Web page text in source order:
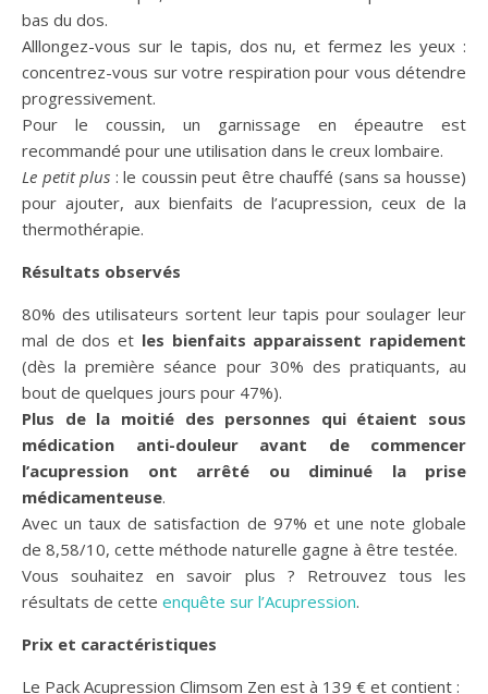
bas du dos.
Alllongez-vous sur le tapis, dos nu, et fermez les yeux :
concentrez-vous sur votre respiration pour vous détendre
progressivement.
Pour le coussin, un garnissage en épeautre est
recommandé pour une utilisation dans le creux lombaire.
Le petit plus : le coussin peut être chauffé (sans sa housse)
pour ajouter, aux bienfaits de l’acupression, ceux de la
thermothérapie.
Résultats observés
80% des utilisateurs sortent leur tapis pour soulager leur
mal de dos et les bienfaits apparaissent rapidement
(dès la première séance pour 30% des pratiquants, au
bout de quelques jours pour 47%).
Plus de la moitié des personnes qui étaient sous
médication anti-douleur
avant de commencer
l’acupression ont arrêté ou diminué la prise
médicamenteuse.
Avec un taux de satisfaction de 97% et une note globale
de 8,58/10, cette méthode naturelle gagne à être testée.
Vous souhaitez en savoir plus ? Retrouvez tous les
résultats de cette enquête sur l’Acupression.
Prix et caractéristiques
Le Pack Acupression Climsom Zen est à 139 € et contient :